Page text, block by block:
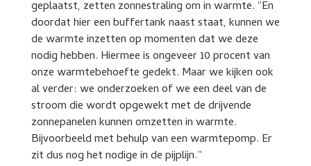
geplaatst, zetten zonnestraling om in warmte. “En
doordat hier een buffertank naast staat, kunnen we
de warmte inzetten op momenten dat we deze
nodig hebben. Hiermee is ongeveer 10 procent van
onze warmtebehoefte gedekt. Maar we kijken ook
al verder: we onderzoeken of we een deel van de
stroom die wordt opgewekt met de drijvende
zonnepanelen kunnen omzetten in warmte.
Bijvoorbeeld met behulp van een warmtepomp. Er
zit dus nog het nodige in de pijplijn.”